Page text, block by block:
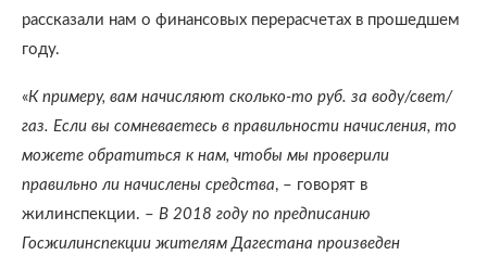
рассказали нам о финансовых перерасчетах в прошедшем
году.
«К примеру, вам начисляют сколько-то руб. за воду/свет/
газ. Если вы сомневаетесь в правильности начисления, то
можете обратиться к нам, чтобы мы проверили
правильно ли начислены средства, – говорят в
жилинспекции. – В 2018 году по предписанию
Госжилинспекции жителям Дагестана произведен